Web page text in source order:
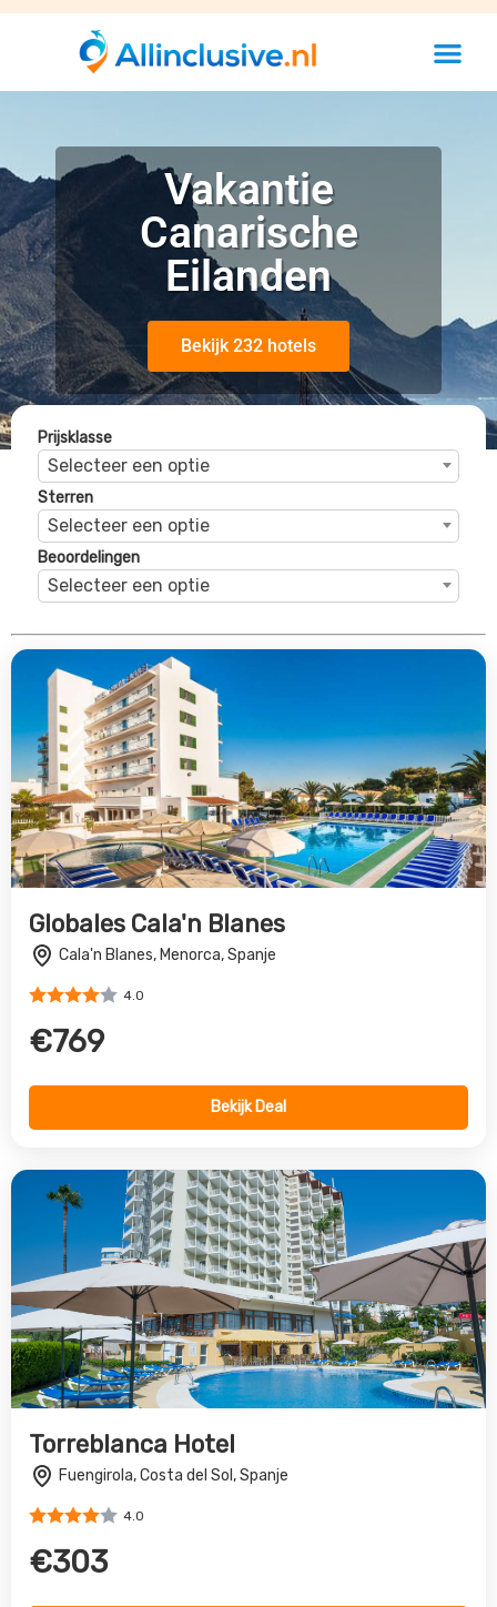
Vakantie
Canarische
Eilanden
Bekijk 232 hotels
Prijsklasse
Selecteer een optie
Sterren
Selecteer een optie
Beoordelingen
Selecteer een optie
Globales Cala'n Blanes
Cala'n Blanes, Menorca, Spanje
4.0
€769
Bekijk Deal
Torreblanca Hotel
Fuengirola, Costa del Sol, Spanje
4.0
€303